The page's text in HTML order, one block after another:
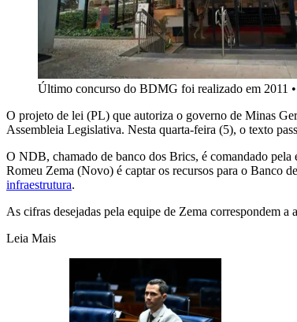
Último concurso do BDMG foi realizado em 2011 •
O projeto de lei (PL) que autoriza o governo de Minas
Assembleia Legislativa. Nesta quarta-feira (5), o texto
O NDB, chamado de banco dos Brics, é comandado
Romeu Zema (Novo) é captar os recursos para o Banco
infraestrutura.
As cifras desejadas pela equipe de Zema correspondem
Leia Mais